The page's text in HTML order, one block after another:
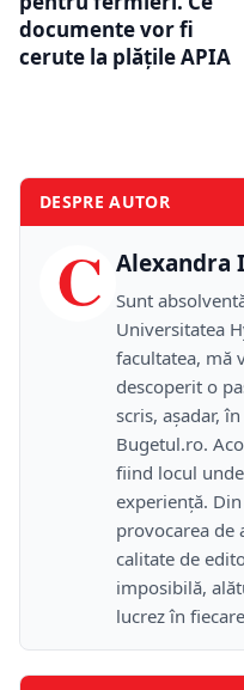
documente vor fi
cerute la plățile APIA
DESPRE AUTOR
C Alexandra
Sunt
Universitatea
facultatea, mă
descoperit o
scris, așadar,
Bugetul.ro.
fiind locul
experiență.
provocarea de
calitate de
imposibilă,
lucrez în